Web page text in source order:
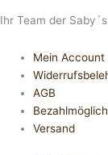
Ihr Team der
Mein Account
AGB
Versand